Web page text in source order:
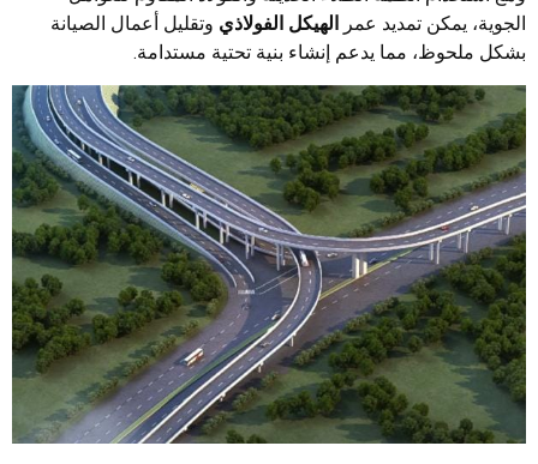
الجوية، يمكن تمديد عمر
الهيكل الفولاذي وتقليل أعمال الصيانة
بشكل ملحوظ، مما يدعم إنشاء بنية تحتية مستدامة.